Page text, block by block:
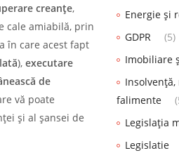
creanțe,
cale amiabilă, prin
în care acest fapt
), executare
de
vă poate
și al șansei de
Energie și
GDPR
(5)
Imobiliare
falimente
Legislația
Legislatie